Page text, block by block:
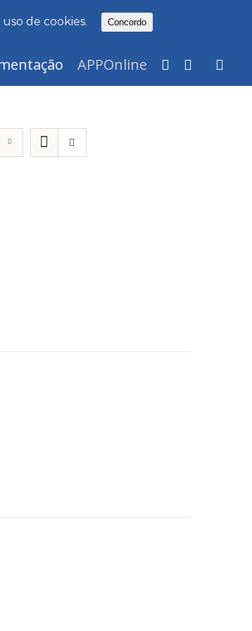
APPOnline
de cookies. Concordo